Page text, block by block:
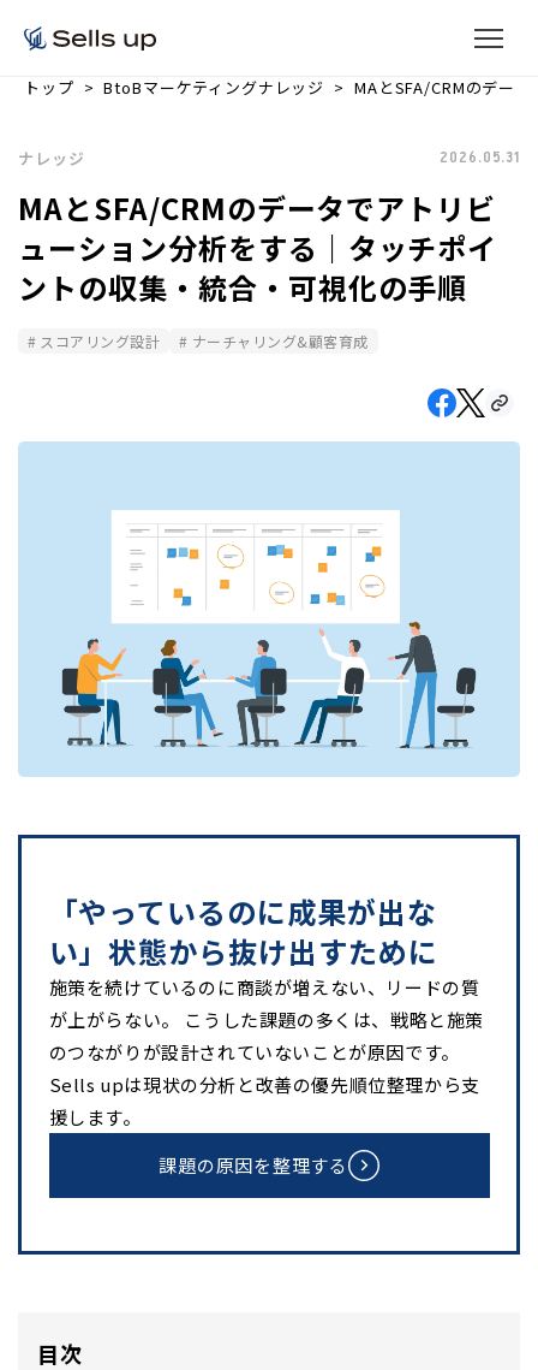
トップ BtoBマーケティングナレッジ MAとSFA/CRMのデー
ナレッジ 2026.05.31
MAとSFA/CRMのデータでアトリビ
ューション分析をする｜タッチポイ
ントの収集・統合・可視化の手順
スコアリング設計 ナーチャリング&顧客育成
「やっているのに成果が出な
い」状態から抜け出すために
施策を続けているのに商談が増えない、リードの質
が上がらない。 こうした課題の多くは、戦略と施策
のつながりが設計されていないことが原因です。
Sells upは現状の分析と改善の優先順位整理から支
援します。
課題の原因を整理する
目次